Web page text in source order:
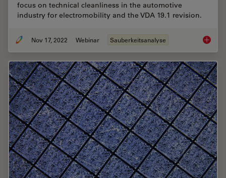
focus on technical cleanliness in the automotive
industry for electromobility and the VDA 19.1 revision.
Nov 17, 2022 Webinar Sauberkeitsanalyse